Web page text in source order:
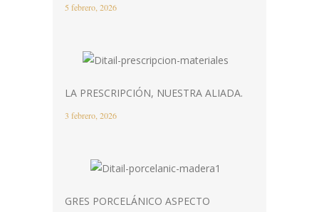
5 febrero, 2026
LA PRESCRIPCIÓN, NUESTRA ALIADA.
3 febrero, 2026
GRES PORCELÁNICO ASPECTO